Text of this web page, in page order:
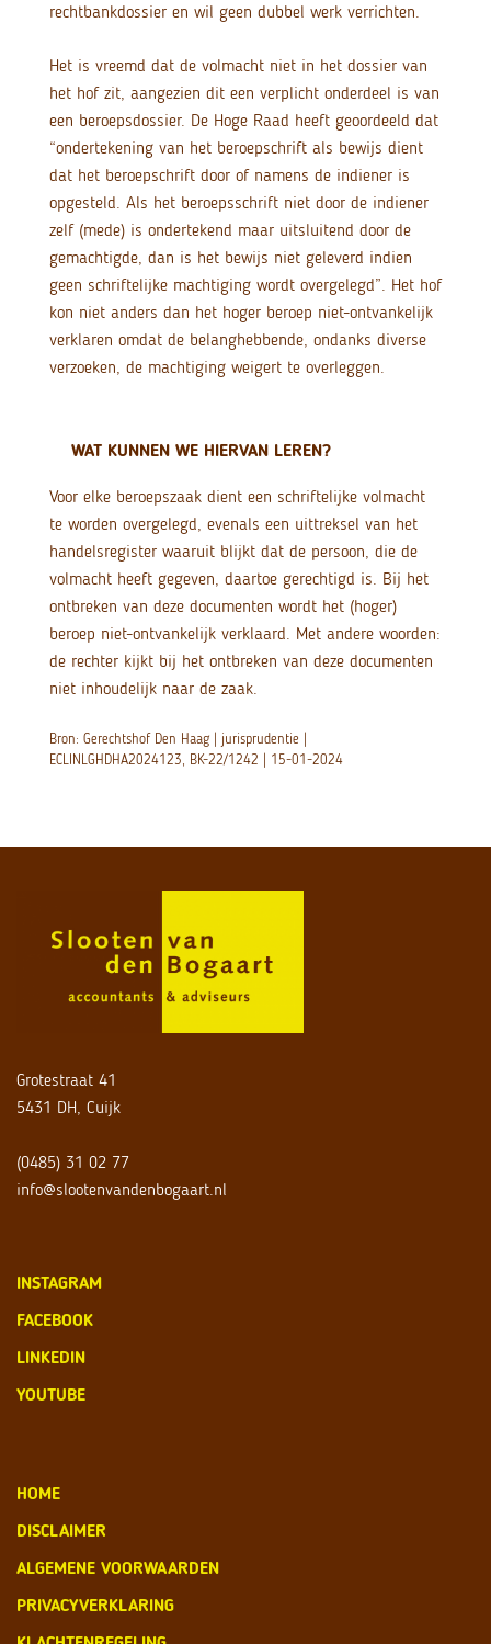
rechtbankdossier en wil geen dubbel werk verrichten.
Het is vreemd dat de volmacht niet in het dossier van
het hof zit, aangezien dit een verplicht onderdeel is van
een beroepsdossier. De Hoge Raad heeft geoordeeld dat
“ondertekening van het beroepschrift als bewijs dient
dat het beroepschrift door of namens de indiener is
opgesteld. Als het beroepsschrift niet door de indiener
zelf (mede) is ondertekend maar uitsluitend door de
gemachtigde, dan is het bewijs niet geleverd indien
geen schriftelijke machtiging wordt overgelegd”. Het hof
kon niet anders dan het hoger beroep niet-ontvankelijk
verklaren omdat de belanghebbende, ondanks diverse
verzoeken, de machtiging weigert te overleggen.
WAT KUNNEN WE HIERVAN LEREN?
Voor elke beroepszaak dient een schriftelijke volmacht
te worden overgelegd, evenals een uittreksel van het
handelsregister waaruit blijkt dat de persoon, die de
volmacht heeft gegeven, daartoe gerechtigd is. Bij het
ontbreken van deze documenten wordt het (hoger)
beroep niet-ontvankelijk verklaard. Met andere woorden:
de rechter kijkt bij het ontbreken van deze documenten
niet inhoudelijk naar de zaak.
Bron: Gerechtshof Den Haag | jurisprudentie |
ECLINLGHDHA2024123, BK-22/1242 | 15-01-2024
Grotestraat 41
5431 DH, Cuijk
(0485) 31 02 77
info@slootenvandenbogaart.nl
INSTAGRAM
FACEBOOK
LINKEDIN
YOUTUBE
HOME
DISCLAIMER
ALGEMENE VOORWAARDEN
PRIVACYVERKLARING